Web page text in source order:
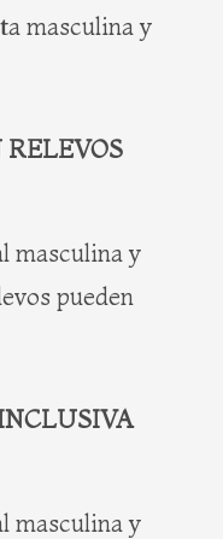
masculina y
masculina y
pueden
masculina y